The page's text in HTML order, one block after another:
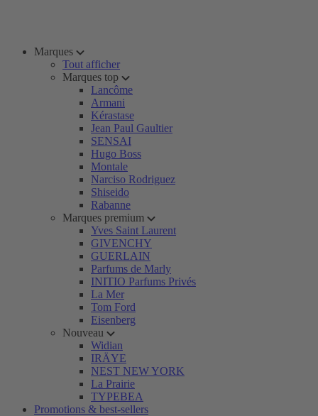
Marques
Tout afficher
Marques top
Lancôme
Armani
Kérastase
Jean Paul Gaultier
SENSAI
Hugo Boss
Montale
Narciso Rodriguez
Shiseido
Rabanne
Marques premium
Yves Saint Laurent
GIVENCHY
GUERLAIN
Parfums de Marly
INITIO Parfums Privés
La Mer
Tom Ford
Eisenberg
Nouveau
Widian
IRÄYE
NEST NEW YORK
La Prairie
TYPEBEA
Promotions & best-sellers